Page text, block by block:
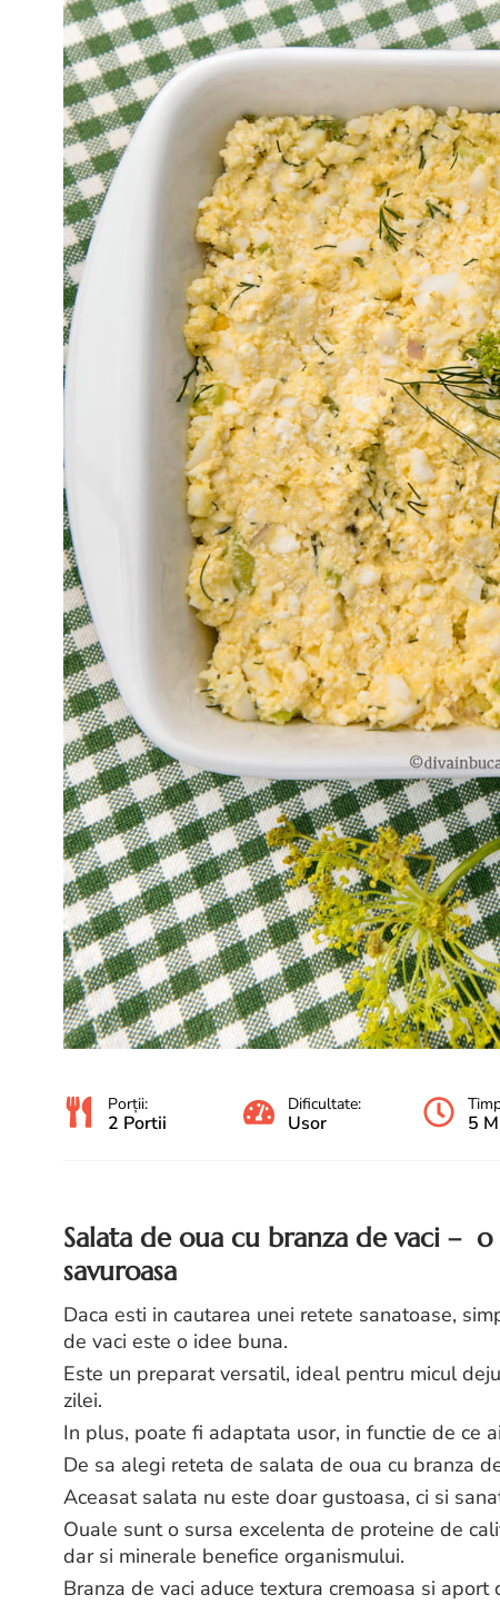
Porții:
2 Portii
Dificultate:
Usor 5
Salata de oua cu branza de vaci –
savuroasa
Daca esti in cautarea unei retete sanatoase,
de vaci este o idee buna.
Este un preparat versatil, ideal pentru micul
zilei.
In plus, poate fi adaptata usor, in functie de ce
De sa alegi reteta de salata de oua cu branza
Aceasat salata nu este doar gustoasa, ci si
Ouale sunt o sursa excelenta de proteine de
dar si minerale benefice organismului.
Branza de vaci aduce textura cremoasa si aport